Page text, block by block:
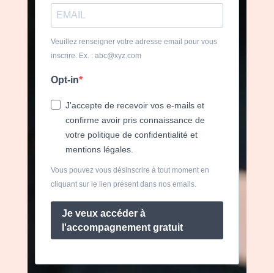
Veuillez renseigner votre adresse email pour vous
inscrire. Ex. : abc@xyz.com
Opt-in
J'accepte de recevoir vos e-mails et
confirme avoir pris connaissance de
votre politique de confidentialité et
mentions légales.
Vous pouvez vous désinscrire à tout moment en
cliquant sur le lien présent dans nos emails.
Je veux accéder à
l'accompagnement gratuit